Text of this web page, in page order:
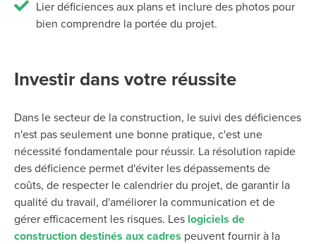
Lier déficiences aux plans et inclure des photos pour
bien comprendre la portée du projet.
Investir dans votre réussite
Dans le secteur de la construction, le suivi des déficiences
n'est pas seulement une bonne pratique, c'est une
nécessité fondamentale pour réussir. La résolution rapide
des déficience permet d'éviter les dépassements de
coûts, de respecter le calendrier du projet, de garantir la
qualité du travail, d'améliorer la communication et de
gérer efficacement les risques. Les logiciels de
construction destinés aux cadres peuvent fournir à la